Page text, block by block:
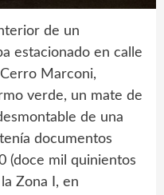
de un
estacionado en calle
Marconi,
verde, un mate de
de una
documentos
(doce mil quinientos
Zona I, en